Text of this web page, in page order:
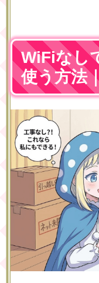
WiFiなし
使う方法